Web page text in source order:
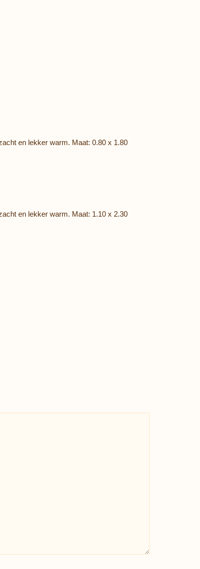
en lekker warm. Maat: 0.80 x 1.80
en lekker warm. Maat: 1.10 x 2.30